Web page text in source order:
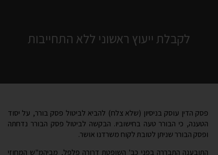
פסק הדין עוסק בניסיון (שלא צלח) להביא לביטול פסק בורר, על יסוד
התובענה התבררה בפני כב' השופטת דרורה פלפל, מביהמ"ש המחוזי
בתל-אביב.
להלן ציטוטים נבחרים מתוך פסק הדין: